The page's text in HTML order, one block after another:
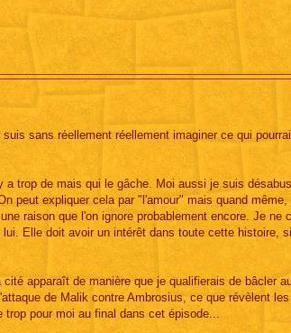
sans réellement réellement imaginer ce qui
trop de mais qui le gâche. Moi aussi je suis
peut expliquer cela par "l'amour" mais quand même,
raison que l'on ignore probablement encore. Je ne
Elle doit avoir un intérêt dans toute cette histoire,
apparaît de manière que je qualifierais de bâcler
de Malik contre Ambrosius, ce que révèlent
pour moi au final dans cet épisode...